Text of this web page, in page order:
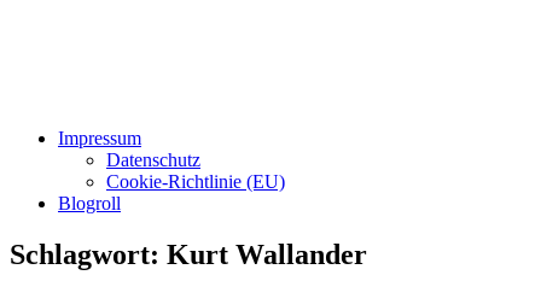
Impressum
Datenschutz
Cookie-Richtlinie (EU)
Blogroll
Schlagwort: Kurt Wallander